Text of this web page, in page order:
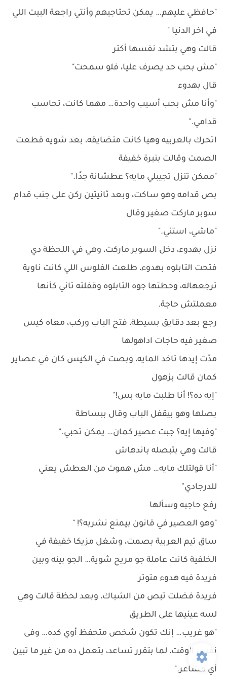
"حافظي عليهم… يمكن تحتاجيهم وأنتي راجعة البيت اللي
في اخر الدنيا "
قالت وهي بتشد نفسها أكتر
"مش بحب حد يصرف عليا، فلو سمحت"
قال بهدوء
"وأنا مش بحب أسيب واحدة… مهما كانت، تحاسب
قدامي."
اتحرك بالعربيه وهيا كانت متضايقه، بعد شويه قطعت
الصمت وقالت بنبرة خفيفة
"ممكن تنزل تجيبلي مايه؟ عطشانة جدًا."
بص قدامه وهو ساكت، وبعد ثانيتين ركن على جنب قدام
سوبر ماركت صغير وقال
"ماشي، استني."
نزل بهدوء، دخل السوبر ماركت، وهي في اللحظة دي
فتحت التابلوه بهدوء، طلعت الفلوس اللي كانت ناوية
ترجعهاله، وحطتها جوه التابلوه وقفلته تاني كأنها
معملتش حاجة.
رجع بعد دقايق بسيطة، فتح الباب وركب، معاه كيس
صغير فيه حاجات اداهولها
مدّت إيدها تاخد المايه، وبصت في الكيس كان في عصاير
كمان قالت بزهول
"إيه ده؟! أنا طلبت مايه بس!"
بصلها وهو بيقفل الباب وقال ببساطة
"وفيها إيه؟ جبت عصير كمان… يمكن تحبي."
قالت وهي بتبصله باندهاش
"أنا قولتلك مايه… مش هموت من العطش يعني
للدرجادي"
رفع حاجبه وسألها
"وهو العصير في قانون بيمنع نشربه؟! "
ساق تيم العربية بصمت، وشغل مزيكا خفيفة في
الخلفية كانت عاملة جو مريح شوية… الجو بينه وبين
فريدة فيه هدوء متوتر
فريدة فضلت تبص من الشباك، وبعد لحظة قالت وهي
لسه عينيها على الطريق
"هو غريب… إنك تكون شخص متحفظ أوي كده… وفى
نفس الوقت، لما بتقرر تساعد، بتعمل ده من غير ما تبين
أي مشاعر."